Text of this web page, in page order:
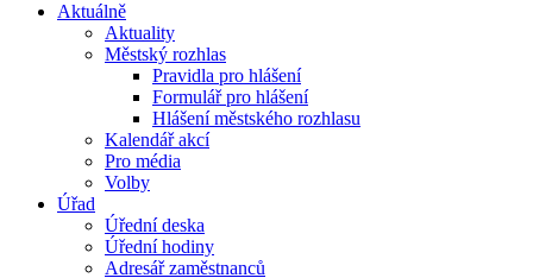
Aktuálně
Aktuality
Městský rozhlas
Pravidla pro hlášení
Formulář pro hlášení
Hlášení městského rozhlasu
Kalendář akcí
Pro média
Volby
Úřad
Úřední deska
Úřední hodiny
Adresář zaměstnanců